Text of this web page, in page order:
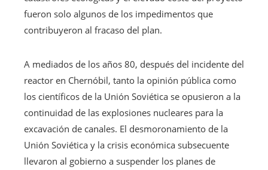
fueron solo algunos de los impedimentos que
contribuyeron al fracaso del plan.
A mediados de los años 80, después del incidente del
reactor en Chernóbil, tanto la opinión pública como
los científicos de la Unión Soviética se opusieron a la
continuidad de las explosiones nucleares para la
excavación de canales. El desmoronamiento de la
Unión Soviética y la crisis económica subsecuente
llevaron al gobierno a suspender los planes de